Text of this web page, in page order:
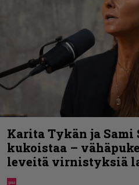
Karita Tykän ja Sami
kukoistaa –
leveitä virnistyksiä